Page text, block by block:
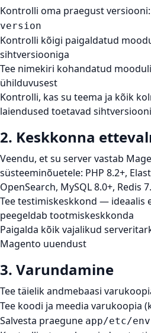
Kontrolli oma praegust versiooni:
version
Kontrolli kõigi paigaldatud
sihtversiooniga
Tee nimekiri kohandatud
ühilduvusest
Kontrolli, kas su teema ja kõik
laiendused toetavad sihtversiooni
2. Keskkonna
Veendu, et su server vastab
süsteeminõuetele: PHP 8.2+,
OpenSearch, MySQL 8.0+, Redis
Tee testimiskeskkond — ideaalis
peegeldab tootmiskeskkonda
Paigalda kõik vajalikud
Magento uuendust
3. Varundamine
Tee täielik andmebaasi
Tee koodi ja meedia varukoopia
Salvesta praegune app/etc/